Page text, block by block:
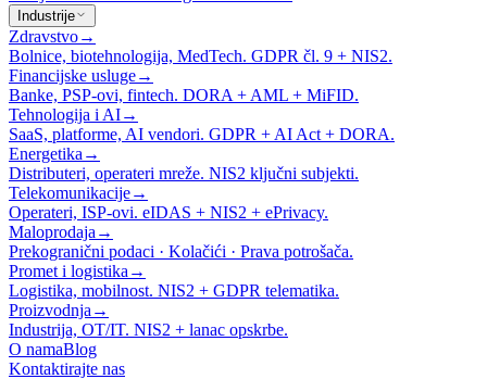
Industrije
Zdravstvo→
Bolnice, biotehnologija, MedTech. GDPR čl. 9 + NIS2.
Financijske usluge→
Banke, PSP-ovi, fintech. DORA + AML + MiFID.
Tehnologija i AI→
SaaS, platforme, AI vendori. GDPR + AI Act + DORA.
Energetika →
Distributeri, operateri mreže. NIS2 ključni subjekti.
Telekomunikacije→
Operateri, ISP-ovi. eIDAS + NIS2 + ePrivacy.
Maloprodaja →
Prekogranični podaci · Kolačići · Prava potrošača.
Promet i logistika →
Logistika, mobilnost. NIS2 + GDPR telematika.
Proizvodnja →
Industrija, OT/IT. NIS2 + lanac opskrbe.
O namaBlog
Kontaktirajte nas